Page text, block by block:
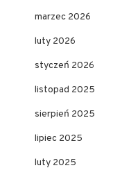
marzec 2026
luty 2026
styczeń 2026
listopad 2025
sierpień 2025
lipiec 2025
luty 2025